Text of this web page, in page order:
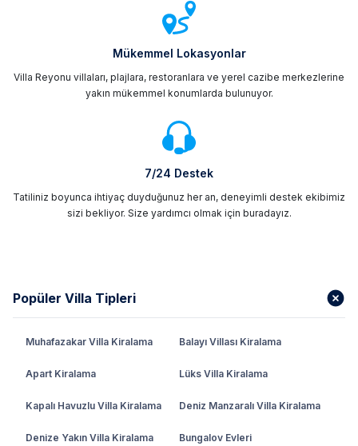
Mükemmel Lokasyonlar
Villa Reyonu villaları, plajlara, restoranlara ve yerel cazibe merkezlerine
yakın mükemmel konumlarda bulunuyor.
7/24 Destek
Tatiliniz boyunca ihtiyaç duyduğunuz her an, deneyimli destek ekibimiz
sizi bekliyor. Size yardımcı olmak için buradayız.
Popüler Villa Tipleri
Muhafazakar Villa Kiralama Balayı Villası Kiralama
Apart Kiralama Lüks Villa Kiralama
Kapalı Havuzlu Villa Kiralama Deniz Manzaralı Villa Kiralama
Denize Yakın Villa Kiralama Bungalov Evleri